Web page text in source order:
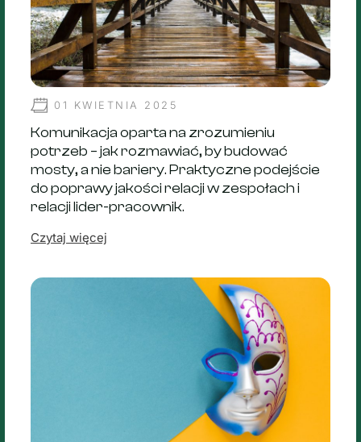
01 KWIETNIA 2025
Komunikacja oparta na zrozumieniu
potrzeb – jak rozmawiać, by budować
mosty, a nie bariery. Praktyczne podejście
do poprawy jakości relacji w zespołach i
relacji lider-pracownik.
Czytaj więcej